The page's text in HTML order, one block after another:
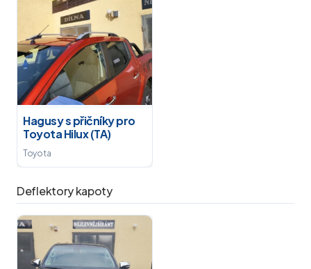
Hagusy s přičníky pro
Toyota Hilux (TA)
Toyota
Deflektory kapoty